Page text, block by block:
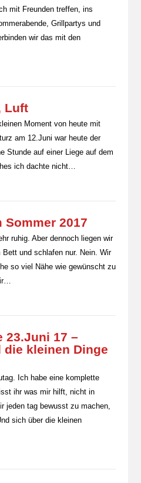
mit Freunden treffen, ins
Grillpartys und
wir das mit den
Luft
Moment von heute mit
am 12.Juni war heute der
Stunde auf einer Liege auf dem
ich dachte nicht…
2017
ruhig. Aber dennoch liegen wir
und schlafen nur. Nein. Wir
so viel Nähe wie gewünscht zu
23.Juni 17 –
kleinen Dinge
Ich habe eine komplette
ihr was mir hilft, nicht in
jeden tag bewusst zu machen,
sich über die kleinen